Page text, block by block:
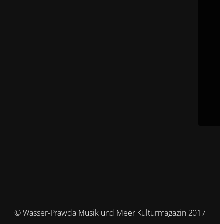
© Wasser-Prawda Musik und Meer Kulturmagazin 2017